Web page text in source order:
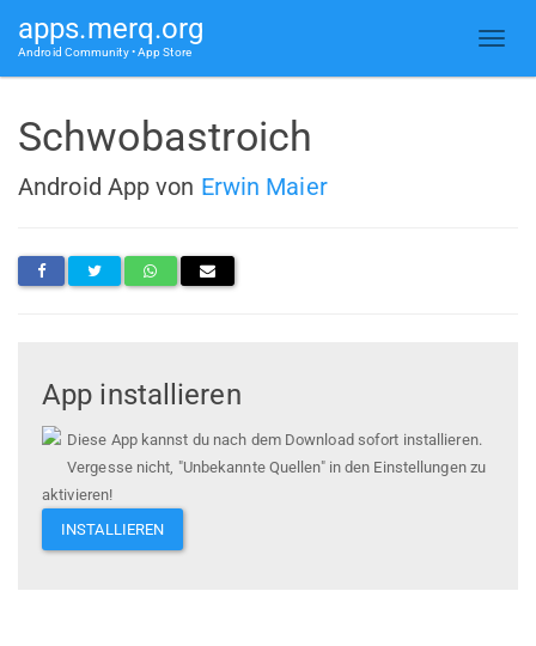
apps.merq.org
Android Community • App Store
Schwobastroich
Android App von Erwin Maier
App installieren
Diese App kannst du nach dem Download sofort installieren.
Vergesse nicht, "Unbekannte Quellen" in den Einstellungen zu
aktivieren!
INSTALLIEREN